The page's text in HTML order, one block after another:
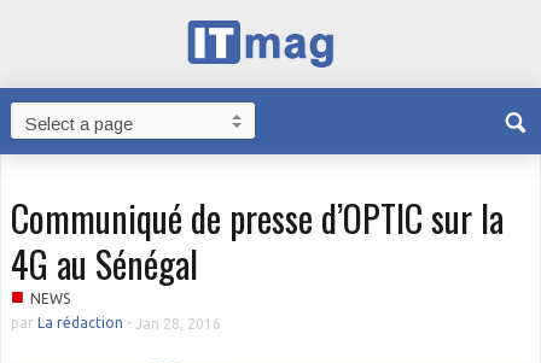
Communiqué de presse d’OPTIC sur la
4G au Sénégal
■ NEWS
par La rédaction - Jan 28, 2016